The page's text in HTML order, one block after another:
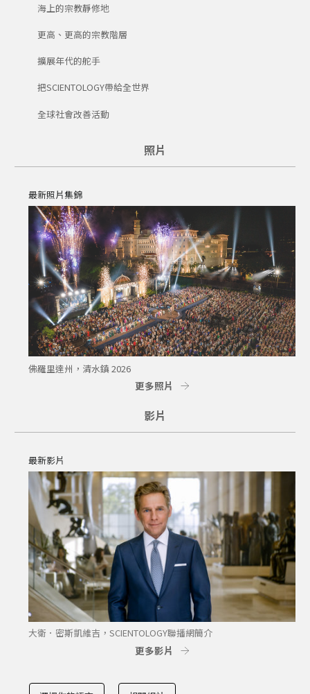
海上的宗教靜修地
更高、更高的宗教階層
擴展年代的舵手
把SCIENTOLOGY帶給全世界
全球社會改善活動
照片
最新照片集錦
佛羅里達州，清水鎮 2026
更多照片
影片
最新影片
大衛．密斯凱維吉，SCIENTOLOGY聯播網簡介
更多影片